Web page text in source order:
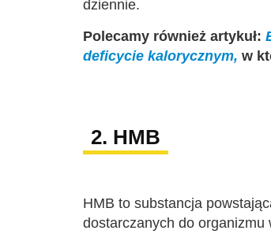
dziennie.
Polecamy również artykuł:
deficycie kalorycznym, w
2. HMB
HMB to substancja
dostarczanych do organizmu